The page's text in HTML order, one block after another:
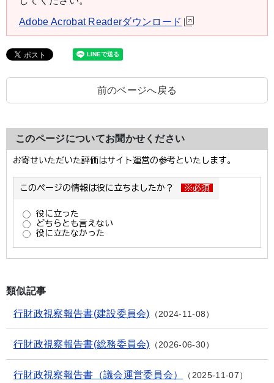
Adobe Acrobat Readerダウンロード
前のページへ戻る
このページについてお聞かせください
類似記事
行財政視察報告書(建設委員会) 2024-11-08
行財政視察報告書(総務委員会) 2026-06-30
行財政視察報告書（議会運営委員会） 2025-11-07